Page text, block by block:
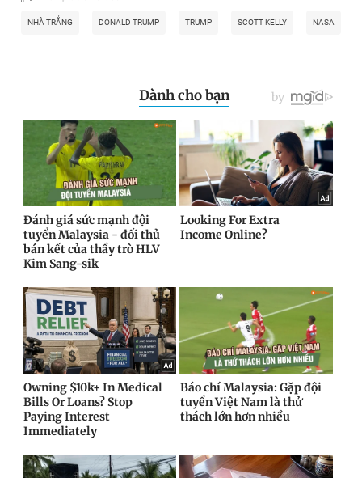
NHÀ TRẮNG DONALD TRUMP TRUMP SCOTT KELLY NASA